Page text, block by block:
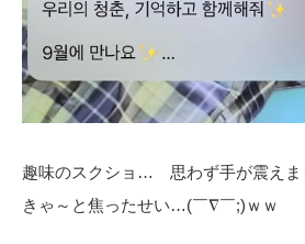
趣味のスクショ… 思わず手が震え
きゃ～と焦ったせい…(￣∇￣;)ｗｗ